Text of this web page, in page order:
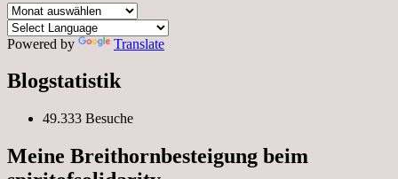
Mein
Archiv
Powered by
Translate
Blogstatistik
49.333 Besuche
Meine Breithornbesteigung beim